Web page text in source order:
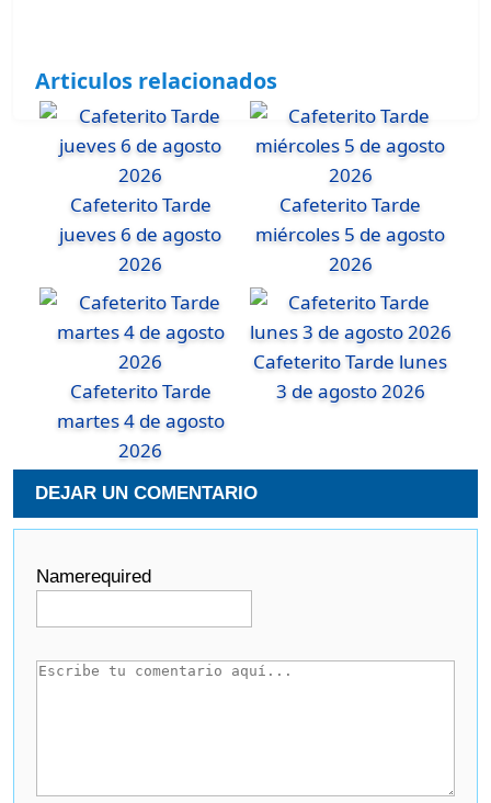
Articulos relacionados
Cafeterito Tarde
jueves 6 de agosto
2026
Cafeterito Tarde
miércoles 5 de agosto
2026
Cafeterito Tarde
martes 4 de agosto
2026
Cafeterito Tarde lunes
3 de agosto 2026
DEJAR UN COMENTARIO
Namerequired